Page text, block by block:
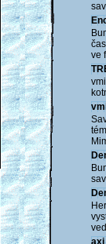
ve
axi